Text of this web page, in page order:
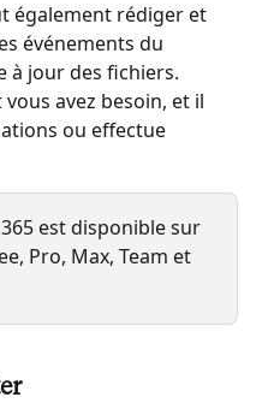
également rédiger et
événements du
à jour des fichiers.
avez besoin, et il
ou effectue
est disponible sur
Pro, Max, Team et